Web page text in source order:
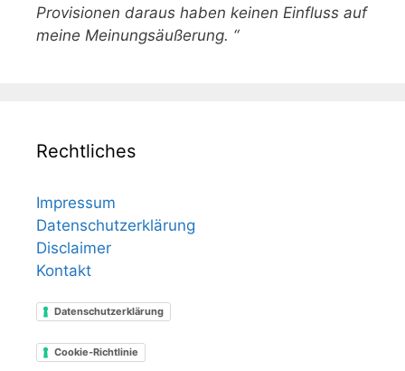
Provisionen daraus haben keinen Einfluss auf
meine Meinungsäußerung. “
Rechtliches
Impressum
Datenschutzerklärung
Disclaimer
Kontakt
Datenschutzerklärung
Cookie-Richtlinie